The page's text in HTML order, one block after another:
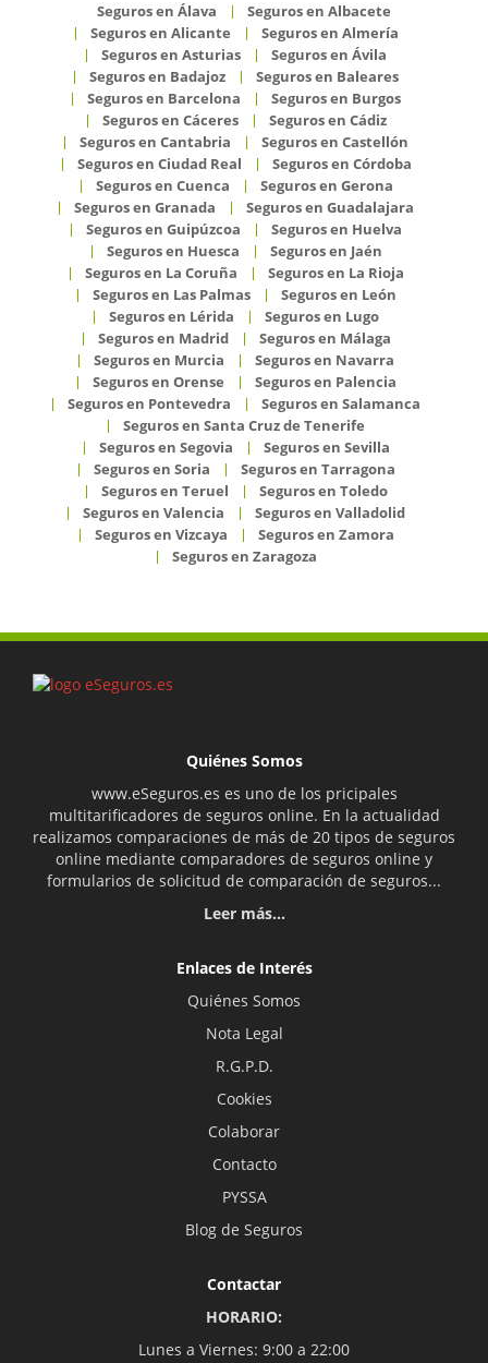
Seguros en Álava
Seguros en Albacete
Seguros en Alicante
Seguros en Almería
Seguros en Asturias
Seguros en Ávila
Seguros en Badajoz
Seguros en Baleares
Seguros en Barcelona
Seguros en Burgos
Seguros en Cáceres
Seguros en Cádiz
Seguros en Cantabria
Seguros en Castellón
Seguros en Ciudad Real
Seguros en Córdoba
Seguros en Cuenca
Seguros en Gerona
Seguros en Granada
Seguros en Guadalajara
Seguros en Guipúzcoa
Seguros en Huelva
Seguros en Huesca
Seguros en Jaén
Seguros en La Coruña
Seguros en La Rioja
Seguros en Las Palmas
Seguros en León
Seguros en Lérida
Seguros en Lugo
Seguros en Madrid
Seguros en Málaga
Seguros en Murcia
Seguros en Navarra
Seguros en Orense
Seguros en Palencia
Seguros en Pontevedra
Seguros en Salamanca
Seguros en Santa Cruz de Tenerife
Seguros en Segovia
Seguros en Sevilla
Seguros en Soria
Seguros en Tarragona
Seguros en Teruel
Seguros en Toledo
Seguros en Valencia
Seguros en Valladolid
Seguros en Vizcaya
Seguros en Zamora
Seguros en Zaragoza
Quiénes Somos
www.eSeguros.es es uno de los pricipales
multitarificadores de seguros online. En la actualidad
realizamos comparaciones de más de 20 tipos de seguros
online mediante comparadores de seguros online y
formularios de solicitud de comparación de seguros...
Leer más...
Enlaces de Interés
Quiénes Somos
Nota Legal
R.G.P.D.
Cookies
Colaborar
Contacto
PYSSA
Blog de Seguros
Contactar
HORARIO:
Lunes a Viernes: 9:00 a 22:00